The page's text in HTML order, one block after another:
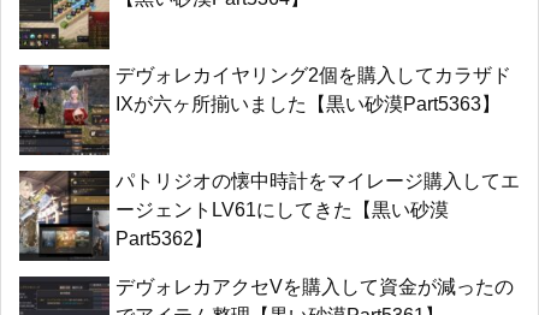
デヴォレカイヤリング2個を購入してカラザド
IXが六ヶ所揃いました【黒い砂漠Part5363】
パトリジオの懐中時計をマイレージ購入してエ
ージェントLV61にしてきた【黒い砂漠
Part5362】
デヴォレカアクセVを購入して資金が減ったの